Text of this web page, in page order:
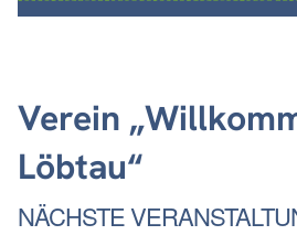
Verein
Löbtau“
NÄCHSTE